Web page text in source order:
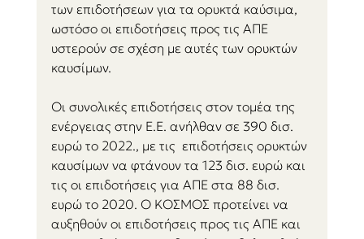
των επιδοτήσεων για τα ορυκτά καύσιμα,
ωστόσο οι επιδοτήσεις προς τις ΑΠΕ
υστερούν σε σχέση με αυτές των ορυκτών
καυσίμων.
Οι συνολικές επιδοτήσεις στον τομέα της
ενέργειας στην Ε.Ε. ανήλθαν σε 390 δισ.
ευρώ το 2022., με τις  επιδοτήσεις ορυκτών
καυσίμων να φτάνουν τα 123 δισ. ευρώ και
τις οι επιδοτήσεις για ΑΠΕ στα 88 δισ.
ευρώ το 2020. Ο ΚΟΣΜΟΣ προτείνει να
αυξηθούν οι επιδοτήσεις προς τις ΑΠΕ και